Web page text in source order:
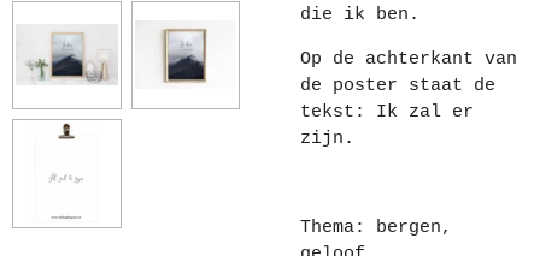
die ik ben.
Op de achterkant van
de poster staat de
tekst: Ik zal er
zijn.
Thema: bergen,